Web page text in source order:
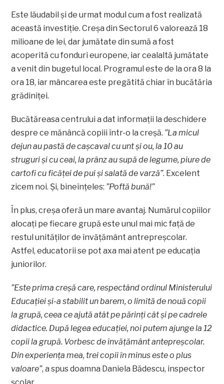
Este lăudabil și de urmat modul cum a fost realizată
această investiție. Creșa din Sectorul 6 valorează 18
milioane de lei, dar jumătate din sumă a fost
acoperită cu fonduri europene, iar cealaltă jumătate
a venit din bugetul local. Programul este de la ora 8 la
ora 18, iar mâncarea este pregătită chiar în bucătăria
grădiniţei.
Bucătăreasa centrului a dat informații la deschidere
despre ce mănâncă copiii într-o la creșă. ”La micul
dejun au pastă de caşcaval cu unt şi ou, la 10 au
struguri şi cu ceai, la prânz au supă de legume, piure de
cartofi cu ficăţei de pui şi salată de varză”. Excelent
zicem noi. Și, bineînțeles: ”Poftă bună!”
În plus, creșa oferă un mare avantaj. Numărul copiilor
alocaţi pe fiecare grupă este unul mai mic faţă de
restul unităţilor de învăţământ antrepreşcolar.
Astfel, educatorii se pot axa mai atent pe educaţia
juniorilor.
”Este prima creşă care, respectând ordinul Ministerului
Educaţiei şi-a stabilit un barem, o limită de nouă copii
la grupă, ceea ce ajută atât pe părinţi cât şi pe cadrele
didactice. După legea educaţiei, noi putem ajunge la 12
copii la grupă. Vorbesc de învăţământ antepreşcolar.
Din experienţa mea, trei copii în minus este o plus
valoare”, a spus doamna Daniela Bădescu, inspector